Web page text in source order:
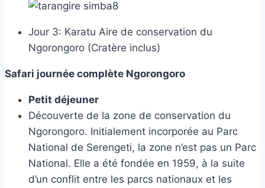
Jour 3: Karatu Aire de conservation du
Ngorongoro (Cratère inclus)
Safari journée complète Ngorongoro
Petit déjeuner
Découverte de la zone de conservation du
Ngorongoro. Initialement incorporée au Parc
National de Serengeti, la zone n’est pas un Parc
National. Elle a été fondée en 1959, à la suite
d’un conflit entre les parcs nationaux et les